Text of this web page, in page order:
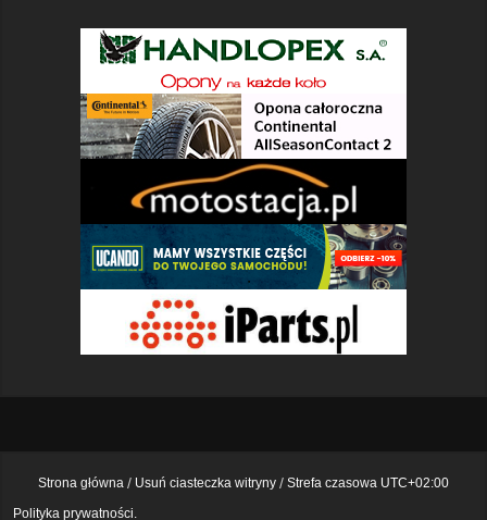
Strona główna Usuń ciasteczka witryny Strefa czasowa UTC+02:00
Polityka prywatności.